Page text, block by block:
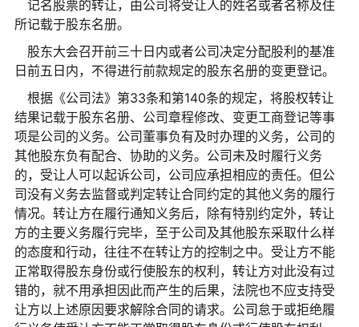
记名股票的转让，由公司将受让人的姓名或者名称及住
所记载于股东名册。
股东大会召开前三十日内或者公司决定分配股利的基准
日前五日内，不得进行前款规定的股东名册的变更登记。
根据《公司法》第33条和第140条的规定，将股权转让
结果记载于股东名册、公司章程修改、变更工商登记等事
项是公司的义务。公司董事负有及时办理的义务，公司的
其他股东负有配合、协助的义务。公司未及时履行义务
的，受让人可以起诉公司，公司应承担相应的责任。但公
司没有义务去监督或判定转让合同约定的其他义务的履行
情况。转让方在履行通知义务后，除有特别约定外，转让
方的主要义务履行完毕，至于公司及其他股东采取什么样
的态度和行动，往往不在转让方的控制之中。受让方不能
正常取得股东身份或行使股东的权利，转让方对此没有过
错的，就不用承担因此而产生的后果，法院也不应支持受
让方以上述原因要求解除合同的请求。公司怠于或拒绝履